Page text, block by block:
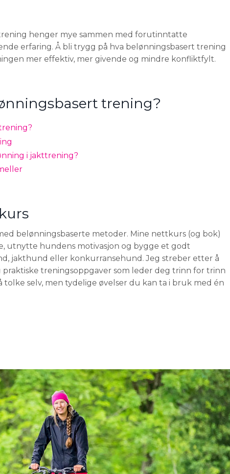
henger mye sammen med forutinntatte
erfaring. Å bli trygg på hva belønningsbasert trening
mer effektiv, mer givende og mindre konfliktfylt.
trening?
i jakttrening?
belønningsbaserte metoder. Mine nettkurs (og bok)
utnytte hundens motivasjon og bygge et godt
jakthund eller konkurransehund. Jeg streber etter å
treningsoppgaver som leder deg trinn for trinn
selv, men tydelige øvelser du kan ta i bruk med én